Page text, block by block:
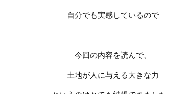
自分でも実感しているので
今回の内容を読んで、
土地が人に与える大きな力